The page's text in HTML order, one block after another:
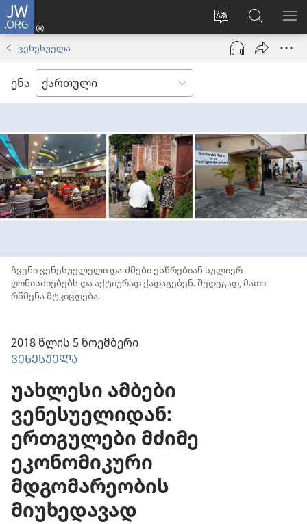
JW.ORG
ვებსაიტის
ენის
შეცვლა
შესვლა
(გაიხსნება
ახალი
ფანჯარა)
ძებნა
JW.ORG
ვენესუელა
ენა
ჩვენი ვენესუელელი და-ძმები ესწრებიან სულიერ
ღონისძიებებს და აქტიურად ქადაგებენ. შედეგად, მათი
რწმენა მტკიცდება.
2018 წლის 5 ნოემბერი
ᲕᲔᲜᲔᲡᲣᲔᲚᲐ
უახლესი ამბები
ვენესუელიდან:
ერთგულები მძიმე
ეკონომიკური
მდგომარეობის
მიუხედავად